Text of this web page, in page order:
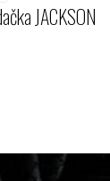
JACKSON